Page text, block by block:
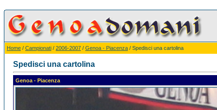
Home / Campionati / 2006-2007 / Genoa - Piacenza / Spedisci una cartolina
Spedisci una cartolina
Genoa - Piacenza